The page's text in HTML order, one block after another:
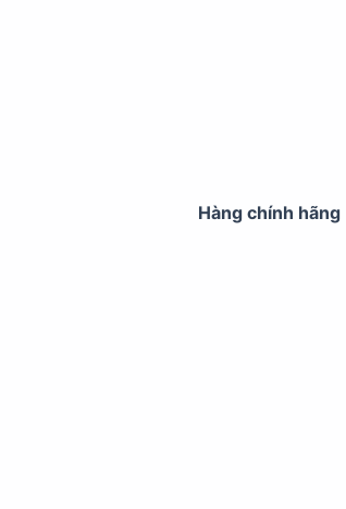
Hàng chính hãng